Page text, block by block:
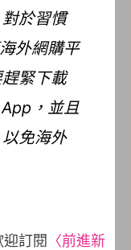
於習慣
外網購平
緊下載
App，並且
免海外
訂閱 〈前進新